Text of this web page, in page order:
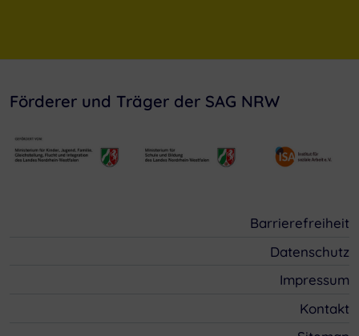
Förderer und Träger der SAG NRW
Barrierefreiheit
Datenschutz
Impressum
Kontakt